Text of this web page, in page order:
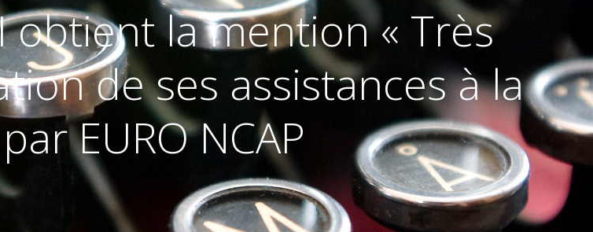
obtient la mention « Très
de ses assistances à la
EURO NCAP